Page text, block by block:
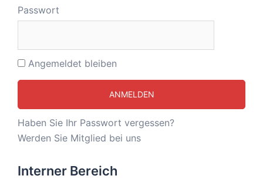
Passwort
Angemeldet bleiben
Haben Sie Ihr Passwort vergessen?
Werden Sie Mitglied bei uns
Interner Bereich